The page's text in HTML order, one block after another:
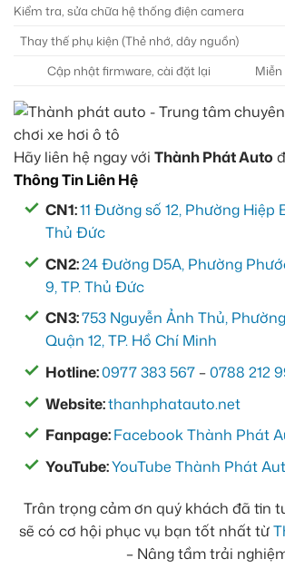
Kiểm tra, sửa chữa hệ thống điện camera
Thay thế phụ kiện (Thẻ nhớ, dây nguồn)
Cập nhật firmware, cài đặt lại
Hãy liên hệ ngay với Thành Phát Auto
Thông Tin Liên Hệ
CN1:11 Đường số 12, Phường Hiệp
Thủ Đức
CN2:24 Đường D5A, Phường
9, TP. Thủ Đức
CN3:753 Nguyễn Ảnh Thủ,
Quận 12, TP. Hồ Chí Minh
Hotline:0977 383 567 –0788 212
Website:thanhphatauto.net
Fanpage:Facebook Thành Phát
YouTube:YouTube Thành Phát
Trân trọng cảm ơn quý khách đã tin
sẽ có cơ hội phục vụ bạn tốt nhất từ
– Nâng tầm trải